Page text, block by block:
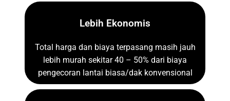
Lebih Ekonomis
Total harga dan biaya terpasang masih jauh
lebih murah sekitar 40 – 50% dari biaya
pengecoran lantai biasa/dak konvensional